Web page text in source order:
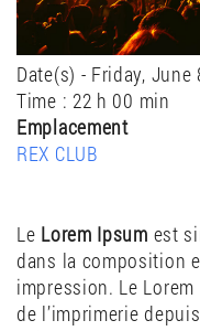
Date(s) - Friday, June
Time : 22 h 00 min
Emplacement
REX CLUB
Le Lorem Ipsum est
dans la composition
impression. Le
de l’imprimerie